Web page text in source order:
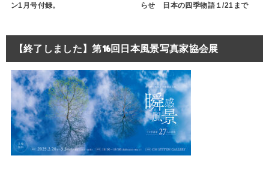
ン1月号付録。
らせ 日本の四季物語１/21まで
【終了しました】第16回日本風景写真家協会展